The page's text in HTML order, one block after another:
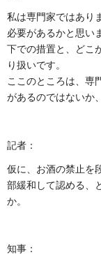
私は専門家ではあり
必要があるかと思い
下での措置と、どこ
り扱いです。
ここのところは、専
があるのではないか
記者：
仮に、お酒の禁止を
部緩和して認める、
か。
知事：